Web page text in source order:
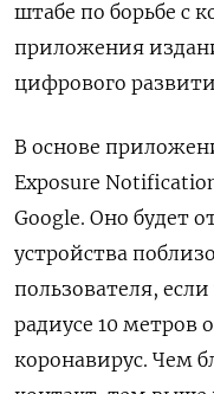
штабе по борьбе с
приложения
цифрового
В основе
Exposure
Google. Оно будет
устройства
пользователя,
радиусе 10 метров
коронавирус. Чем